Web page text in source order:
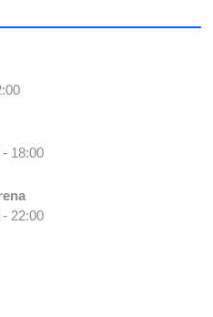
- 18:00
- 22:00